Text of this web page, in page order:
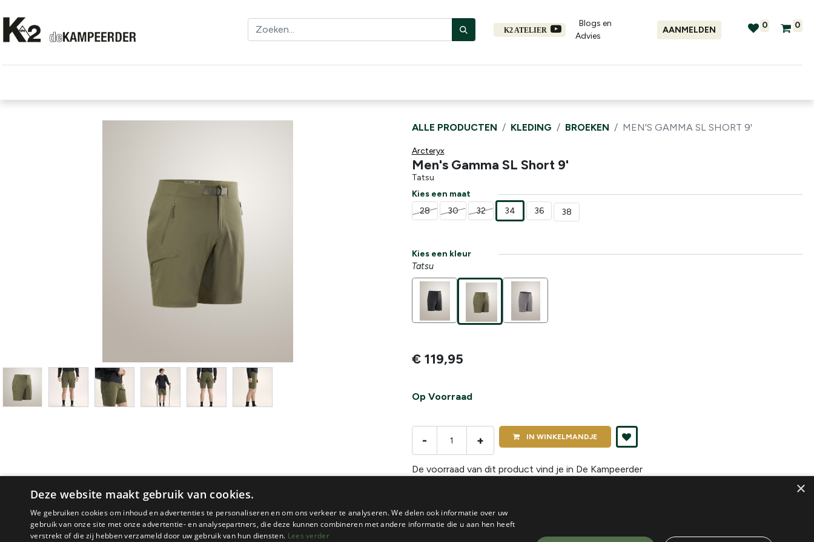
K2 ATELIER
Blogs en
Advies​
AANMELDEN 0 0
ALLE PRODUCTEN KLEDING BROEKEN MEN'S GAMMA SL SHORT 9'
Arcteryx
Men's Gamma SL Short 9'
Tatsu
Kies een maat
28
30 32 34 36 38
Kies een kleur
Tatsu
€ 119,95
Op Voorraad
- + IN WINKELMANDJE
De voorraad van dit product vind je in De Kampeerder
×
Deze website maakt gebruik van cookies.
We gebruiken cookies om inhoud en advertenties te personaliseren en om ons verkeer te analyseren. We delen ook informatie over uw
gebruik van onze site met onze advertentie- en analysepartners, die deze kunnen combineren met andere informatie die u aan hen heeft
verstrekt of die zij hebben verzameld door uw gebruik van hun diensten. Lees verder